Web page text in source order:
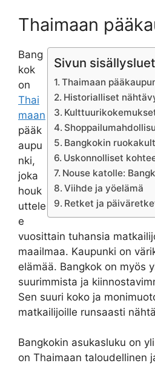
Thaimaan
Sivun
Thaimaan
Historialliset
Bangkokin
Uskonnolliset
Nouse katolle:
Viihde ja yöelämä
Retket ja
Bang
kok
on
Thai
maan
pääk
aupu
nki,
joka
houk
uttele
e
vuosittain tuhansia
maailmaa. Kaupunki on
elämää. Bangkok on myös
suurimmista ja
Sen suuri koko ja
matkailijoille runsaasti
Bangkokin asukasluku on
on Thaimaan taloudellinen